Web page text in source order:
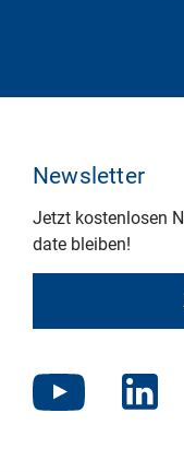
Newsletter
Jetzt kostenlosen
date bleiben!